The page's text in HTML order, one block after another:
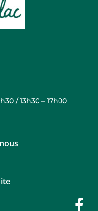
/ 13h30 – 17h00